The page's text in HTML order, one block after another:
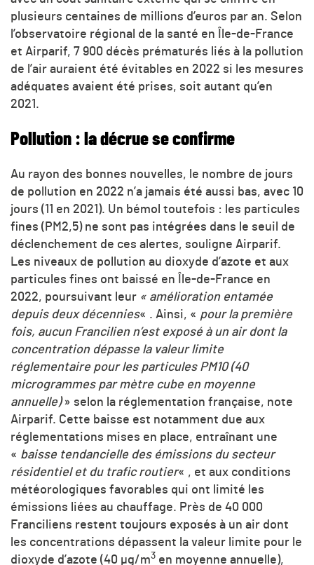
plusieurs centaines de millions d’euros par an. Selon
l’observatoire régional de la santé en Île-de-France
et Airparif, 7 900 décès prématurés liés à la pollution
de l’air auraient été évitables en 2022 si les mesures
adéquates avaient été prises, soit autant qu’en
2021.
Pollution : la décrue se confirme
Au rayon des bonnes nouvelles, le nombre de jours
de pollution en 2022 n’a jamais été aussi bas, avec 10
jours (11 en 2021). Un bémol toutefois : les particules
fines (PM2,5) ne sont pas intégrées dans le seuil de
déclenchement de ces alertes, souligne Airparif.
Les niveaux de pollution au dioxyde d’azote et aux
particules fines ont baissé en Île-de-France en
2022, poursuivant leur « amélioration entamée
depuis deux décennies« . Ainsi, « pour la première
fois, aucun Francilien n’est exposé à un air dont la
concentration dépasse la valeur limite
réglementaire pour les particules PM10 (40
microgrammes par mètre cube en moyenne
annuelle)» selon la réglementation française, note
Airparif. Cette baisse est notamment due aux
réglementations mises en place, entraînant une
« baisse tendancielle des émissions du secteur
résidentiel et du trafic routier« , et aux conditions
météorologiques favorables qui ont limité les
émissions liées au chauffage. Près de 40 000
Franciliens restent toujours exposés à un air dont
les concentrations dépassent la valeur limite pour le
dioxyde d’azote (40 µg/m3 en moyenne annuelle),